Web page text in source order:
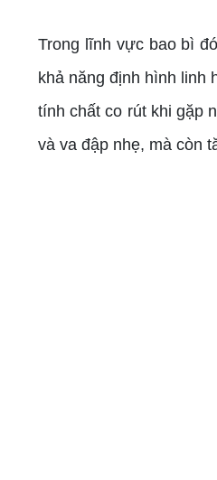
Trong lĩnh vực bao bì
khả năng định hình linh
tính chất co rút khi gặp
và va đập nhẹ, mà còn